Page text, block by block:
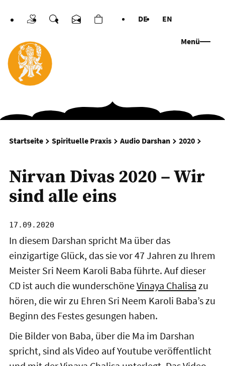
SpendenSucheKontaktWarenkorb
Sprachen DE EN
Menü
Startseite Spirituelle Praxis Audio Darshan 2020
Nirvan Divas 2020 – Wir
sind alle eins
17.09.2020
In diesem Darshan spricht Ma über das
einzigartige Glück, das sie vor 47 Jahren zu Ihrem
Meister Sri Neem Karoli Baba führte. Auf dieser
CD ist auch die wunderschöneVinaya Chalisazu
hören, die wir zu Ehren Sri Neem Karoli Baba’s zu
Beginn des Festes gesungen haben.
Die Bilder von Baba, über die Ma im Darshan
spricht, sind als Video auf Youtube veröffentlicht